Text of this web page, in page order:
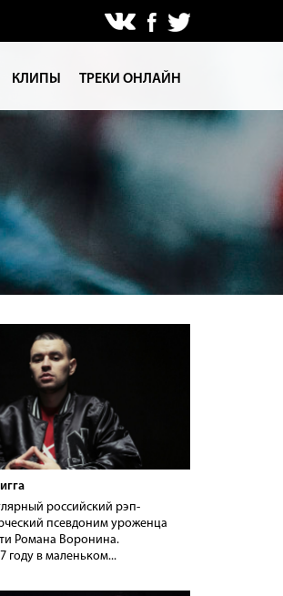
КЛИПЫ ТРЕКИ ОНЛАЙН
российский рэп-
псевдоним уроженца
Романа Воронина.
году в маленьком...